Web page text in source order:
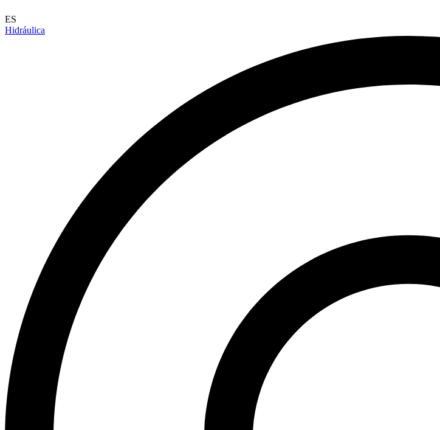
ES
Hidráulica